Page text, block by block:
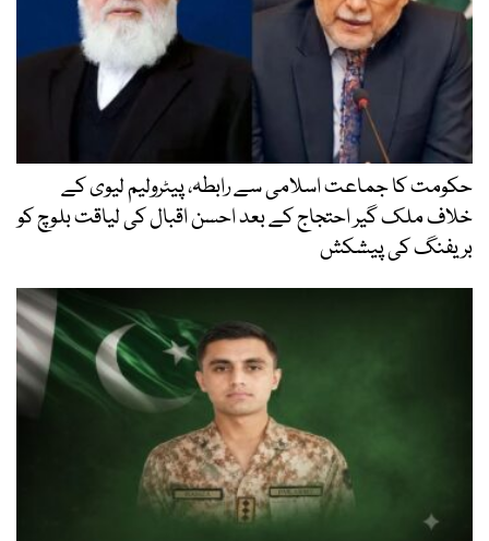
حکومت کا جماعت اسلامی سے رابطہ، پیٹرولیم لیوی کے
خلاف ملک گیر احتجاج کے بعد احسن اقبال کی لیاقت بلوچ کو
بریفنگ کی پیشکش